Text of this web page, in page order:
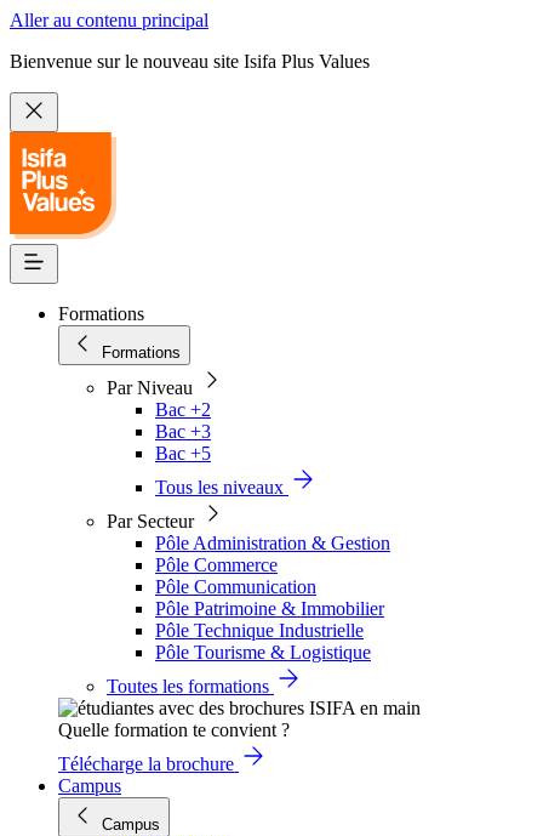
Aller au contenu principal
Bienvenue sur le nouveau site Isifa Plus Values
Formations
Formations
Par Niveau
Bac +2
Bac +3
Bac +5
Tous les niveaux
Par Secteur
Pôle Administration & Gestion
Pôle Commerce
Pôle Communication
Pôle Patrimoine & Immobilier
Pôle Technique Industrielle
Pôle Tourisme & Logistique
Toutes les formations
Quelle formation te convient ?
Télécharge la brochure
Campus
Campus